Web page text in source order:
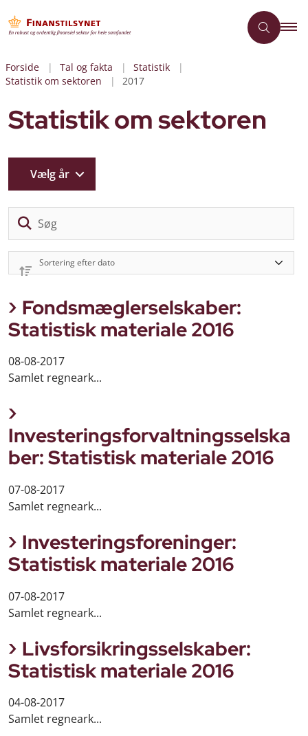
Forside Tal og fakta
Statistik
Statistik om sektoren
2017
Statistik om sektoren
Vælg år
Fondsmæglerselskaber:
Statistisk materiale 2016
08-08-2017
Samlet regneark...
Investeringsforvaltningsselska
ber: Statistisk materiale 2016
07-08-2017
Samlet regneark...
Investeringsforeninger:
Statistisk materiale 2016
07-08-2017
Samlet regneark...
Livsforsikringsselskaber:
Statistisk materiale 2016
04-08-2017
Samlet regneark...